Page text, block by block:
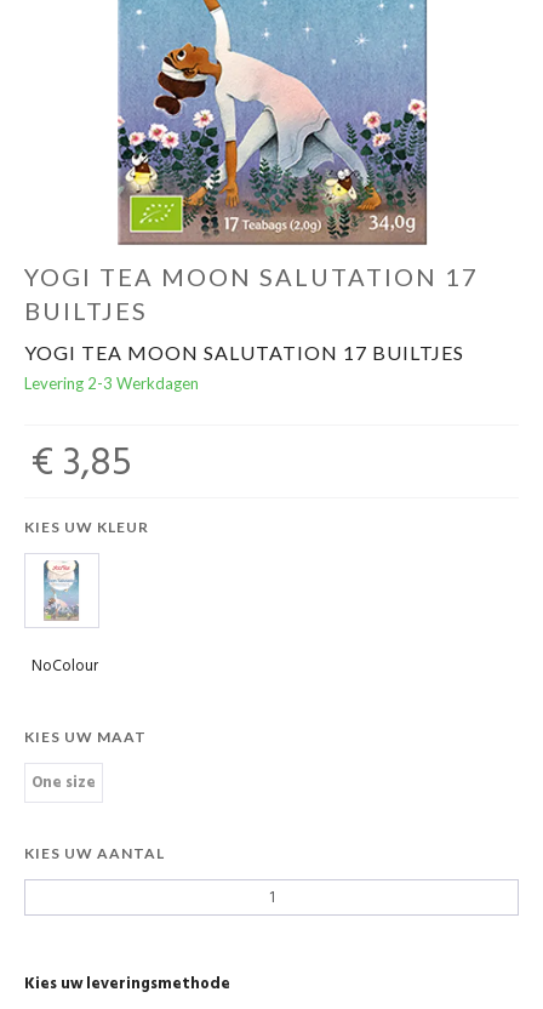
Evenementen
YOGI TEA MOON SALUTATION 17
BUILTJES
YOGI TEA MOON SALUTATION 17 BUILTJES
Levering 2-3 Werkdagen
€ 3,85
KIES UW KLEUR
NoColour
KIES UW MAAT
One size
KIES UW AANTAL
Kies uw leveringsmethode